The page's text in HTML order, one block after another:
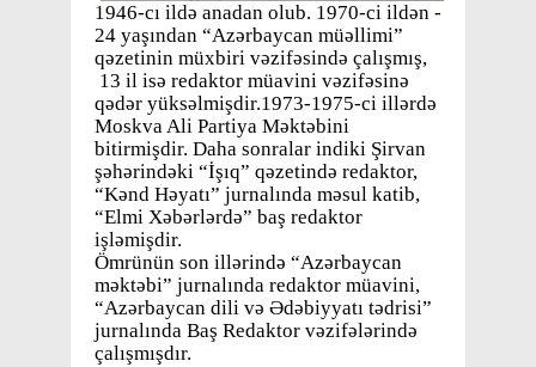
1946-cı ildə anadan olub. 1970-ci ildən -
24 yaşından “Azərbaycan müəllimi”
qəzetinin müxbiri vəzifəsində çalışmış,
13 il isə redaktor müavini vəzifəsinə
qədər yüksəlmişdir.1973-1975-ci illərdə
Moskva Ali Partiya Məktəbini
bitirmişdir. Daha sonralar indiki Şirvan
şəhərindəki “İşıq” qəzetində redaktor,
“Kənd Həyatı” jurnalında məsul katib,
“Elmi Xəbərlərdə” baş redaktor
işləmişdir.
Ömrünün son illərində “Azərbaycan
məktəbi” jurnalında redaktor müavini,
“Azərbaycan dili və Ədəbiyyatı tədrisi”
jurnalında Baş Redaktor vəzifələrində
çalışmışdır.